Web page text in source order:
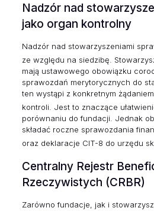
Nadzór nad
jako organ kontrolny
Nadzór nad stowarzyszeniami
ze względu na siedzibę.
mają ustawowego obowiązku
sprawozdań merytorycznych do
ten wystąpi z konkretnym
kontroli. Jest to znaczące
porównaniu do fundacji. Jednak
składać roczne sprawozdania
oraz deklaracje CIT-8 do urzędu
Centralny Rejestr
Rzeczywistych (CRBR)
Zarówno fundacje, jak i